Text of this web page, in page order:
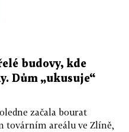
budovy, kde
Dům „ukusuje“
začala bourat
továrním areálu ve Zlíně,